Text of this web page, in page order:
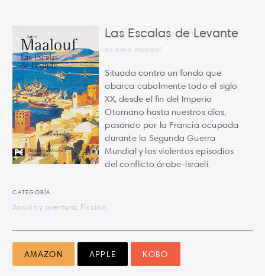
Las Escalas de Levante
de Amin Maalouf
Situada contra un fondo que
abarca cabalmente todo el siglo
XX, desde el fin del Imperio
Otomano hasta nuestros días,
pasando por la Francia ocupada
durante la Segunda Guerra
Mundial y los violentos episodios
del conflicto árabe-israelí.
CATEGORÍA
Acción y aventura, Ficción
AMAZON APPLE KOBO